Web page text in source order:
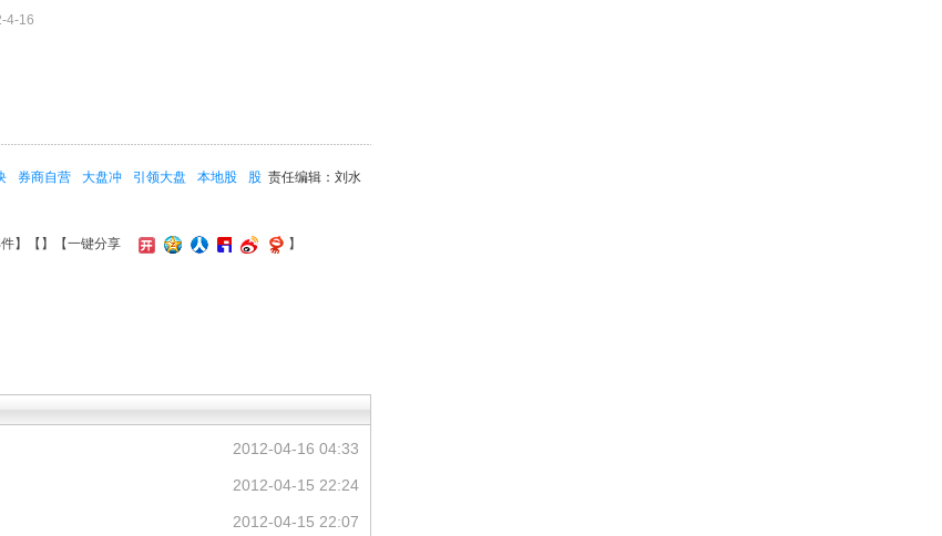
4-16
责任编辑：刘水
券商自营 大盘冲 引领大盘 本地股
股
】【 】 【一键分享 】
2012-04-16 04:33
2012-04-15 22:24
2012-04-15 22:07